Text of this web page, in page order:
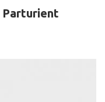
Parturient